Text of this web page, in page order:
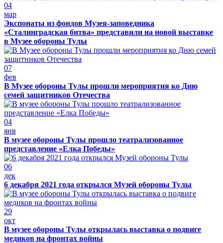
04
мар
Экспонаты из фондов Музея-заповедника
«Сталинградская битва» представили на новой выставке
в Музее обороны Тулы
07
фев
В Музее обороны Тулы прошли мероприятия ко Дню
семей защитников Отечества
04
янв
В музее обороны Тулы прошло театрализованное
представление «Елка Победы»
06
дек
6 декабря 2021 года открылся Музей обороны Тулы
29
окт
В музее обороны Тулы открылась выставка о подвиге
медиков на фронтах войны